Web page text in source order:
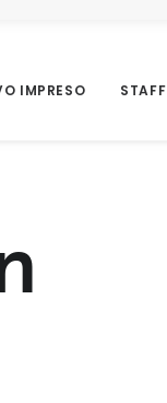
IMPRESO STAFF